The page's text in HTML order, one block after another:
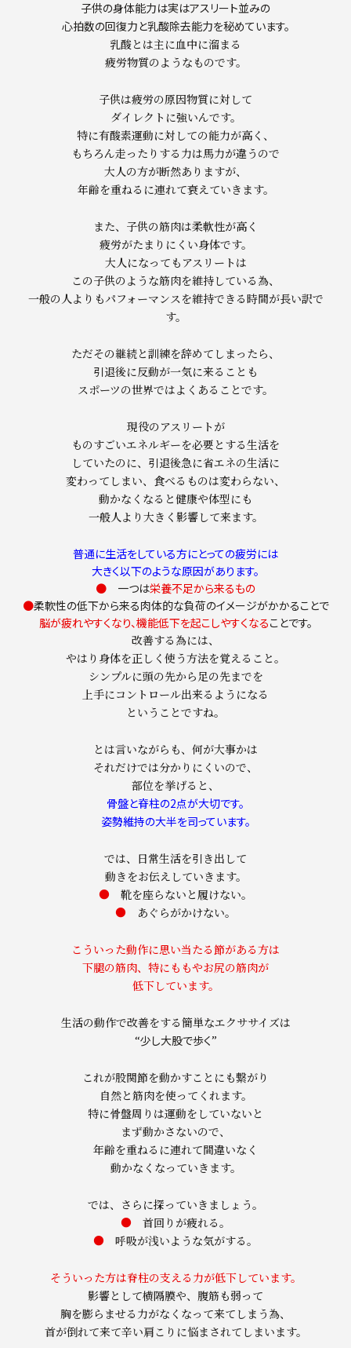
子供の身体能力は実はアスリート並みの
心拍数の回復力と乳酸除去能力を秘めています。
乳酸とは主に血中に溜まる
疲労物質のようなものです。
子供は疲労の原因物質に対して
ダイレクトに強いんです。
特に有酸素運動に対しての能力が高く、
もちろん走ったりする力は馬力が違うので
大人の方が断然ありますが、
年齢を重ねるに連れて衰えていきます。
また、子供の筋肉は柔軟性が高く
疲労がたまりにくい身体です。
大人になってもアスリートは
この子供のような筋肉を維持している為、
一般の人よりもパフォーマンスを維持できる時間が長い訳で
す。
ただその継続と訓練を辞めてしまったら、
引退後に反動が一気に来ることも
スポーツの世界ではよくあることです。
現役のアスリートが
ものすごいエネルギーを必要とする生活を
していたのに、引退後急に省エネの生活に
変わってしまい、食べるものは変わらない、
動かなくなると健康や体型にも
一般人より大きく影響して来ます。
普通に生活をしている方にとっての疲労には
大きく以下のような原因があります。
● 一つは栄養不足から来るもの
●柔軟性の低下から来る肉体的な負荷のイメージがかかることで
脳が疲れやすくなり、機能低下を起こしやすくなることです。
改善する為には、
やはり身体を正しく使う方法を覚えること。
シンプルに頭の先から足の先までを
上手にコントロール出来るようになる
ということですね。
とは言いながらも、何が大事かは
それだけでは分かりにくいので、
部位を挙げると、
骨盤と脊柱の2点が大切です。
姿勢維持の大半を司っています。
では、日常生活を引き出して
動きをお伝えしていきます。
● 靴を座らないと履けない。
● あぐらがかけない。
こういった動作に思い当たる節がある方は
下腿の筋肉、特にももやお尻の筋肉が
低下しています。
生活の動作で改善をする簡単なエクササイズは
“少し大股で歩く”
これが股関節を動かすことにも繋がり
自然と筋肉を使ってくれます。
特に骨盤周りは運動をしていないと
まず動かさないので、
年齢を重ねるに連れて間違いなく
動かなくなっていきます。
では、さらに探っていきましょう。
● 首回りが疲れる。
● 呼吸が浅いような気がする。
そういった方は脊柱の支える力が低下しています。
影響として横隔膜や、腹筋も弱って
胸を膨らませる力がなくなって来てしまう為、
首が倒れて来て辛い肩こりに悩まされてしまいます。